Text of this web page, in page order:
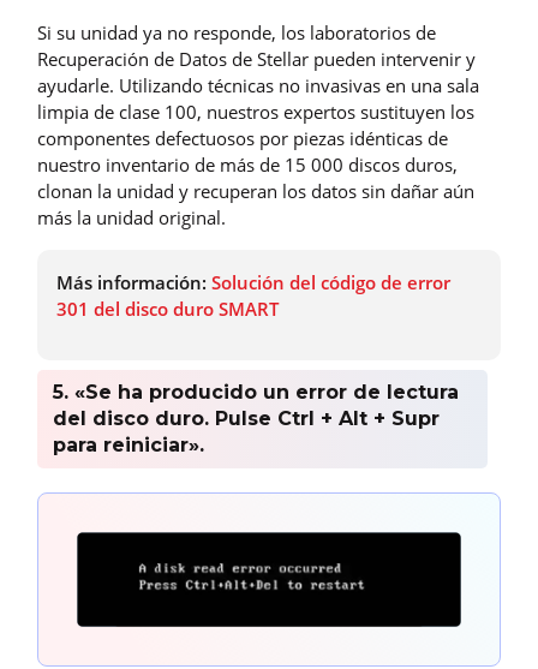
Si su unidad ya no responde, los laboratorios de
Recuperación de Datos de Stellar pueden intervenir y
ayudarle. Utilizando técnicas no invasivas en una sala
limpia de clase 100, nuestros expertos sustituyen los
componentes defectuosos por piezas idénticas de
nuestro inventario de más de 15 000 discos duros,
clonan la unidad y recuperan los datos sin dañar aún
más la unidad original.
Más información: Solución del código de error
301 del disco duro SMART
5. «Se ha producido un error de lectura
del disco duro. Pulse Ctrl + Alt + Supr
para reiniciar».